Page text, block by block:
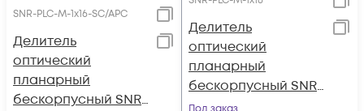
SNR-PLC-M-1x16-SC/APC
Делитель
оптический
планарный
бескорпусный SNR-
Делитель
оптический
планарный
бескорпусный SNR-
PLC-M-1x16